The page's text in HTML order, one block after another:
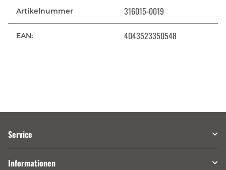
Artikelnummer 316015-0019
EAN: 4043523350548
Service
Informationen